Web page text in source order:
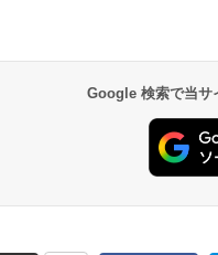
10,450円～
19,541
7,950円～
5,758
Google 検索で当サ